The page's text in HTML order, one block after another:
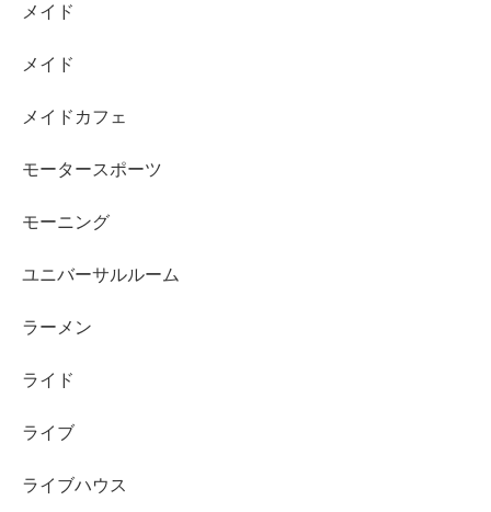
メイド
メイド
メイドカフェ
モータースポーツ
モーニング
ユニバーサルルーム
ラーメン
ライド
ライブ
ライブハウス